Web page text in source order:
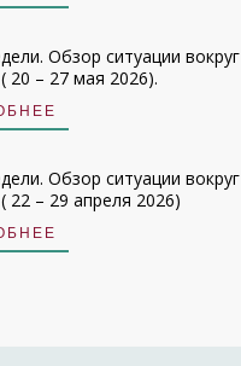
Обзор ситуации вокруг
20 – 27 мая 2026).
Обзор ситуации вокруг
22 – 29 апреля 2026)